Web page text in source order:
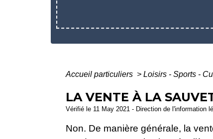
Accueil particuliers > Loisirs - Sports -
LA VENTE À LA
Vérifié le 11 May 2021 - Direction de l'information
Non. De manière générale, la